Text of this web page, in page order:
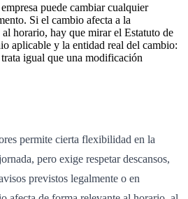
puede cambiar cualquier
Si el cambio afecta a la
horario, hay que mirar el Estatuto de
aplicable y la entidad real del cambio:
igual que una modificación
permite cierta flexibilidad en la
pero exige respetar descansos,
previstos legalmente o en